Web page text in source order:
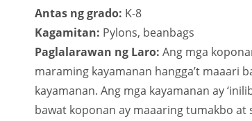
Antas ng grado: K-8
Kagamitan: Pylons, beanbags
Paglalarawan ng Laro: Ang mga
maraming kayamanan hangga’t maaari
kayamanan. Ang mga kayamanan ay
bawat koponan ay maaaring tumakbo